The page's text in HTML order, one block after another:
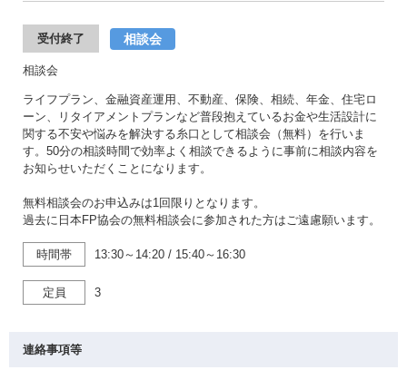
受付終了 相談会
相談会
ライフプラン、金融資産運用、不動産、保険、相続、年金、住宅ロ
ーン、リタイアメントプランなど普段抱えているお金や生活設計に
関する不安や悩みを解決する糸口として相談会（無料）を行いま
す。50分の相談時間で効率よく相談できるように事前に相談内容を
お知らせいただくことになります。
無料相談会のお申込みは1回限りとなります。
過去に日本FP協会の無料相談会に参加された方はご遠慮願います。
時間帯 13:30～14:20 / 15:40～16:30
定員 3
連絡事項等